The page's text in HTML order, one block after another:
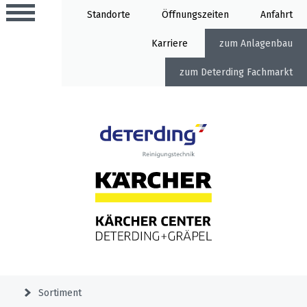
Standorte Öffnung Anfahrt
Karriere Anlagenbau
Deterding Fachmarkt
Beratungstermine
Aktionen
Meldung
Unternehmen
Sortiment